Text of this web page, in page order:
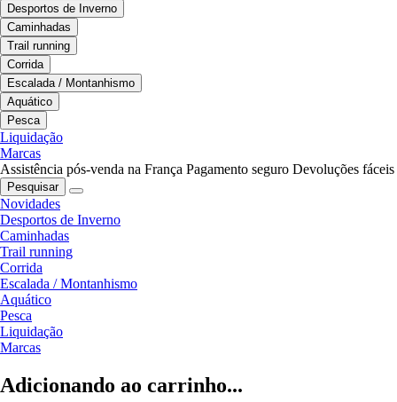
Desportos de Inverno
Caminhadas
Trail running
Corrida
Escalada / Montanhismo
Aquático
Pesca
Liquidação
Marcas
Assistência pós-venda na França Pagamento seguro Devoluções fáceis
Pesquisar
Novidades
Desportos de Inverno
Caminhadas
Trail running
Corrida
Escalada / Montanhismo
Aquático
Pesca
Liquidação
Marcas
Adicionando ao carrinho...